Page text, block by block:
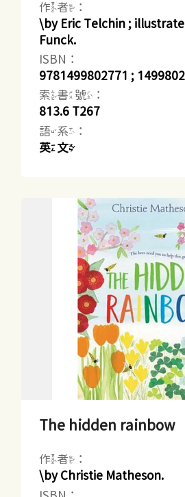
作者：
\by Eric Telchin ;
Funck.
ISBN：
9781499802771 ;
索書號：
813.6 T267
語系：
英文
The hidden rainbow
作者：
\by Christie Matheson.